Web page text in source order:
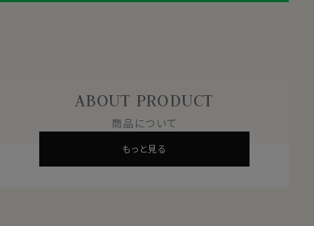
ABOUT PRODUCT
商品について
もっと見る